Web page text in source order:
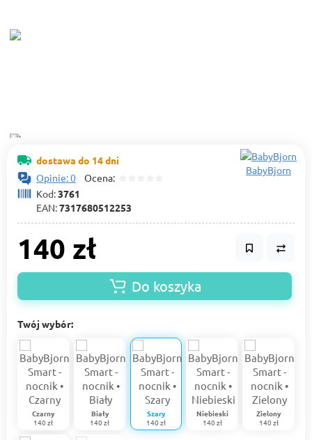
dostawa do 14 dni
Opinie: 0 Ocena:
Kod:3761
EAN:7317680512253
BabyBjorn
140 zł
Do koszyka
Twój wybór:
Czarny
140 zł
Biały
140 zł
Szary
140 zł
Niebieski
140 zł
Zielony
140 zł